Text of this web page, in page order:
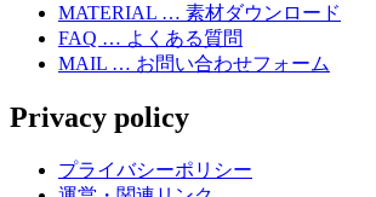
MATERIAL … 素材ダウンロード
FAQ … よくある質問
MAIL … お問い合わせフォーム
Privacy policy
プライバシーポリシー